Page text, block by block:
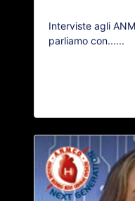
Interviste agli
parliamo con......